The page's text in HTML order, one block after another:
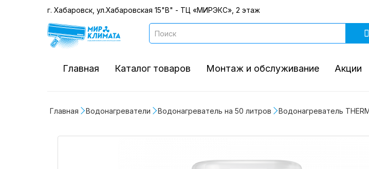
г. Хабаровск, ул.Хабаровская 15"В" - ТЦ «МИРЭКС», 2 этаж
Главная Каталог товаров Монтаж и обслуживание Акции
Главная Водонагреватели Водонагреватель на 50 литров Водонагреватель